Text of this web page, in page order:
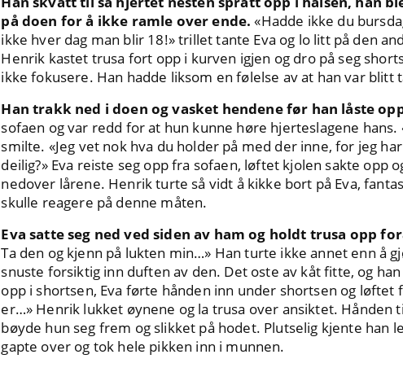
på doen for å ikke ramle over ende. «Hadde ikke du
ikke hver dag man blir 18!» trillet tante Eva og lo litt på den
Henrik kastet trusa fort opp i kurven igjen og dro på seg
ikke fokusere. Han hadde liksom en følelse av at han var
Han trakk ned i doen og vasket hendene før han låste
sofaen og var redd for at hun kunne høre hjerteslagene hans.
smilte. «Jeg vet nok hva du holder på med der inne, for jeg
deilig?» Eva reiste seg opp fra sofaen, løftet kjolen sakte opp
nedover lårene. Henrik turte så vidt å kikke bort på Eva,
skulle reagere på denne måten.
Eva satte seg ned ved siden av ham og holdt trusa opp
Ta den og kjenn på lukten min…» Han turte ikke annet enn å
snuste forsiktig inn duften av den. Det oste av kåt fitte, og
opp i shortsen, Eva førte hånden inn under shortsen og
er…» Henrik lukket øynene og la trusa over ansiktet. Hånden
bøyde hun seg frem og slikket på hodet. Plutselig kjente han
gapte over og tok hele pikken inn i munnen.